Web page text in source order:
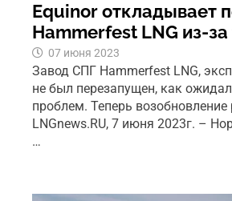
Equinor откладывает
Hammerfest LNG из-
07 июня 2023
Завод СПГ Hammerfest LNG,
не был перезапущен, как
проблем. Теперь
LNGnews.RU, 7 июня 2023г. –
…